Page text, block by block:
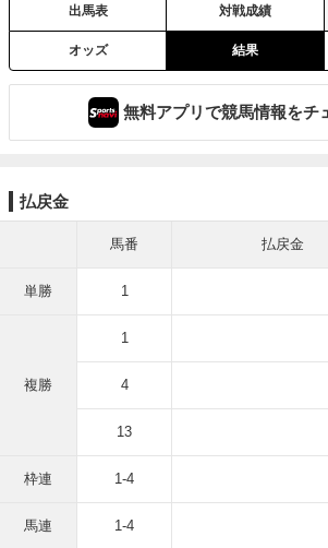
出馬表 対戦成績
オッズ 結果
無料アプリで競馬情報をチ
払戻金
馬番 払戻金
単勝 1
複勝
1
4
13
枠連 1-4
馬連 1-4